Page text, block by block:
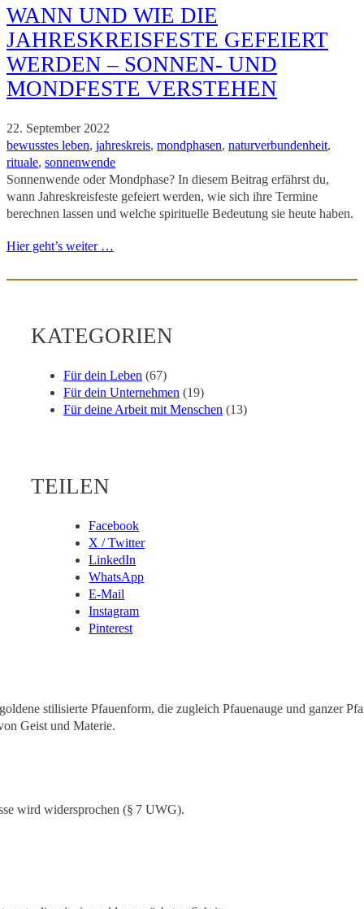
WANN UND WIE DIE
JAHRESKREISFESTE GEFEIERT
WERDEN – SONNEN- UND
MONDFESTE VERSTEHEN
22. September 2022
bewusstes leben, jahreskreis, mondphasen, naturverbundenheit
rituale, sonnenwende
Sonnenwende oder Mondphase? In diesem Beitrag erfährst du,
wann Jahreskreisfeste gefeiert werden, wie sich ihre Termine
berechnen lassen und welche spirituelle Bedeutung sie heute haben.
Hier geht’s weiter …
KATEGORIEN
Für dein Leben (67)
Für dein Unternehmen (19)
Für deine Arbeit mit Menschen (13)
TEILEN
Facebook
X / Twitter
LinkedIn
WhatsApp
E-Mail
Instagram
Pinterest
wird widersprochen (§ 7 UWG).